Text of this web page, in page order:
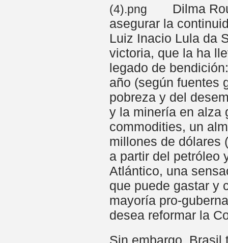
Dilma
asegurar la
Luiz Inacio Lula da
victoria, que la ha
legado de
año (según fuentes
pobreza y del
y la minería en alza
commodities, un
millones de dólares
a partir del petróleo
Atlántico, una
que puede gastar y
mayoría pro-
desea reformar la
Sin embargo, Brasil